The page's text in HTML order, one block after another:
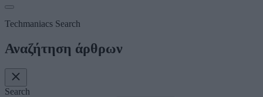
Techmaniacs Search
Αναζήτηση άρθρων
Search